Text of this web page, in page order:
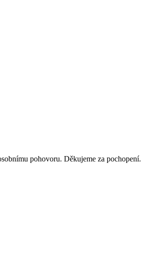
pohovoru. Děkujeme za pochopení.